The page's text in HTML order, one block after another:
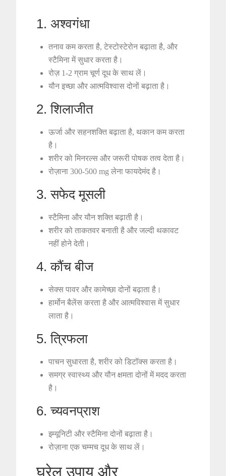
1. अश्वगंधा
तनाव कम करता है, टेस्टोस्टेरोन बढ़ाता है, और
स्टैमिना में सुधार करता है।
रोज़ 1-2 ग्राम चूर्ण दूध के साथ लें।
यौन इच्छा और आत्मविश्वास दोनों बढ़ाता है।
2. शिलाजीत
ऊर्जा और सहनशक्ति बढ़ाता है, थकान कम करता
है।
शरीर को मिनरल्स और जरूरी पोषक तत्व देता है।
रोज़ाना 300-500 mg लेना फायदेमंद है।
3. सफेद मूसली
स्टैमिना और यौन शक्ति बढ़ाती है।
शरीर को ताकतवर बनाती है और जल्दी थकावट
नहीं होने देती।
4. कौंच बीज
सेक्स पावर और कामेच्छा दोनों बढ़ाता है।
हार्मोन बैलेंस करता है और आत्मविश्वास में सुधार
लाता है।
5. त्रिफला
पाचन सुधारता है, शरीर को डिटॉक्स करता है।
समग्र स्वास्थ्य और यौन क्षमता दोनों में मदद करता
है।
6. च्यवनप्राश
इम्यूनिटी और स्टैमिना दोनों बढ़ाता है।
रोज़ाना एक चम्मच दूध के साथ लें।
घरेलू उपाय और